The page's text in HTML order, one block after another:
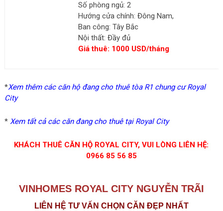
Số phòng ngủ: 2
Hướng cửa chính: Đông Nam,
Ban công: Tây Bắc
Nội thất: Đầy đủ
Giá thuê: 1000 USD/tháng
*Xem thêm các căn hộ đang cho thuê tòa R1 chung cư Royal
City
* Xem tất cả các căn đang cho thuê tại Royal City
KHÁCH THUÊ CĂN HỘ ROYAL CITY, VUI LÒNG LIÊN HỆ:
0966 85 56 85
VINHOMES ROYAL CITY NGUYỄN TRÃI
LIÊN HỆ TƯ VẤN CHỌN CĂN ĐẸP NHẤT